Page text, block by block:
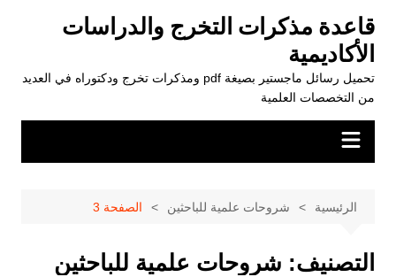
المحتوى
قاعدة مذكرات التخرج والدراسات
الأكاديمية
تحميل رسائل ماجستير بصيغة pdf ومذكرات تخرج ودكتوراه في العديد
من التخصصات العلمية
الرئيسية شروحات علمية للباحثين الصفحة 3
التصنيف: شروحات علمية للباحثين